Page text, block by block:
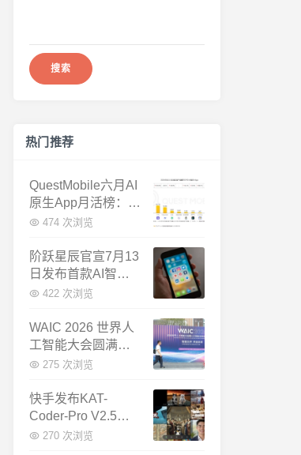
热门推荐
QuestMobile六月AI
原生App月活榜：豆
包3.8亿断层第一，
倍
474 次浏览
阶跃星辰官宣7月13
日发布首款AI智能
体终端：大模型公
422 次浏览
WAIC 2026 世界人
工智能大会圆满闭
幕：多项重磅成果
球AI合作新中心
275 次浏览
快手发布KAT-
Coder-Pro V2.5：
首个能端到端跑通
270 次浏览